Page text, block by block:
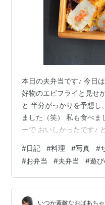
本日の夫弁当です♪ 今日
好物のエビフライと見せ
と 半分がっかりを予想し
ました（笑） 私も食べま
ーで おいしかったです♪
#日記 #料理 #写真 #
#お弁当 #夫弁当 #遊
いつか素敵なおばあちゃ